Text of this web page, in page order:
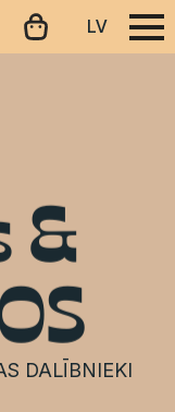
LV
&
DALĪBNIEKI